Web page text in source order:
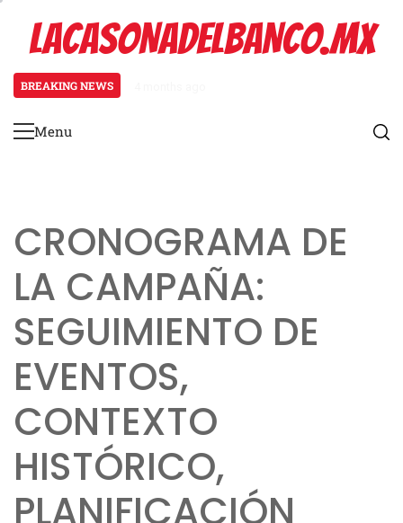
contentLACASONADELBANCO.MX
BREAKING NEWS
Primary
Menu
CRONOGRAMA DE
LA CAMPAÑA:
SEGUIMIENTO DE
EVENTOS,
CONTEXTO
HISTÓRICO,
PLANIFICACIÓN